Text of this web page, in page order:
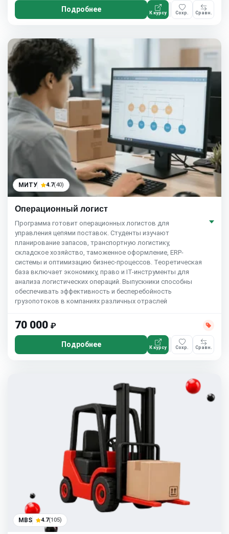
Подробнее К курсу Сохр. Сравн.
МИТУ 4.7(40)
Операционный логист
Программа готовит операционных логистов для
управления цепями поставок. Студенты изучают
планирование запасов, транспортную логистику,
складское хозяйство, таможенное оформление, ERP-
системы и оптимизацию бизнес-процессов. Теоретическая
база включает экономику, право и IT-инструменты для
анализа логистических операций. Выпускники способны
обеспечивать эффективность и бесперебойность
грузопотоков в компаниях различных отраслей
70 000 ₽
Подробнее К курсу Сохр. Сравн.
MBS 4.7(105)